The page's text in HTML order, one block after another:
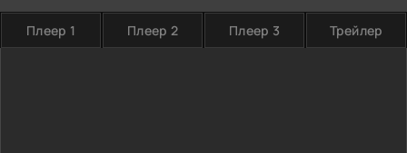
Плеер 1 Плеер 2 Плеер 3 Трейлер